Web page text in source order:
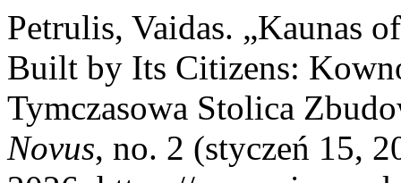
Petrulis, Vaidas. „Kaunas
Built by Its Citizens:
Tymczasowa Stolica
Novus, no. 2 (styczeń 15,